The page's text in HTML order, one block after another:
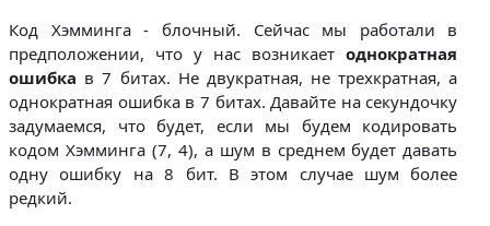
Код Хэмминга - блочный. Сейчас мы работали в
предположении, что у нас возникаетоднократная
ошибка в 7 битах. Не двукратная, не трехкратная, а
однократная ошибка в 7 битах. Давайте на секундочку
задумаемся, что будет, если мы будем кодировать
кодом Хэмминга (7, 4), а шум в среднем будет давать
одну ошибку на 8 бит. В этом случае шум более
редкий.